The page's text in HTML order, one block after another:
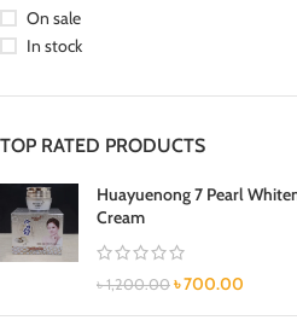
On sale
In stock
TOP RATED PRODUCTS
Huayuenong 7 Pearl
Cream
৳1,200.00 ৳700.00